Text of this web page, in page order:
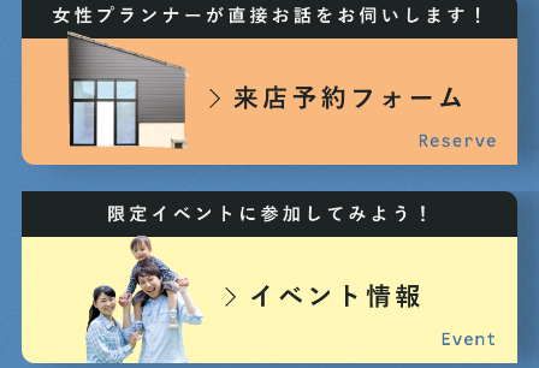
2025年01月 (5)
2024年12月 (3)
2024年11月 (3)
2024年10月 (6)
2024年09月 (5)